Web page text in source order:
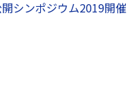
シンポジウム2019開催